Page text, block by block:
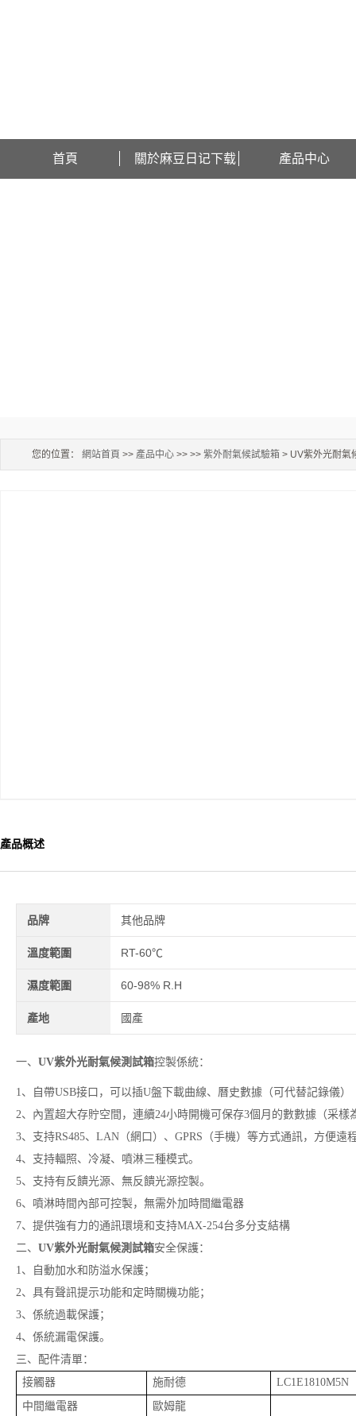
首頁 關於麻豆日记下载 產品中心
您的位置： 網站首頁 >> 產品中心 >> >> 紫外耐氣候試驗箱 > UV紫外光耐氣
產品概述
品牌 其他品牌
溫度範圍 RT-60℃
濕度範圍 60-98% R.H
產地 國產
一、 UV紫外光耐氣候測試箱控製係統：
1、自帶USB接口，可以插U盤下載曲線、曆史數據（可代替記錄儀）
2、內置超大存貯空間，連續24小時開機可保存3個月的數數據（采樣
3、支持RS485、LAN（網口）、GPRS（手機）等方式通訊，方便遠
4、支持輻照、冷凝、噴淋三種模式。
5、支持有反饋光源、無反饋光源控製。
6、噴淋時間內部可控製，無需外加時間繼電器
7、提供強有力的通訊環境和支持MAX-254台多分支結構
二、 UV紫外光耐氣候測試箱安全保護：
1、自動加水和防溢水保護；
2、具有聲訊提示功能和定時關機功能；
3、係統過載保護；
4、係統漏電保護。
三、配件清單：
接觸器
施耐德
LC1E1810M5N
中間繼電器
歐姆龍